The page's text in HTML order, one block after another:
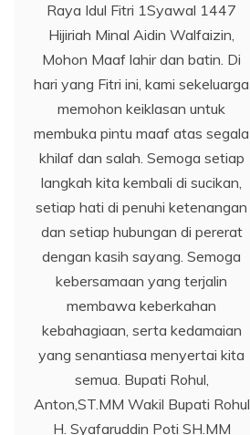
Raya Idul Fitri 1Syawal 1447
Hijiriah Minal Aidin Walfaizin,
Mohon Maaf lahir dan batin. Di
hari yang Fitri ini, kami sekeluarga
memohon keiklasan untuk
membuka pintu maaf atas segala
khilaf dan salah. Semoga setiap
langkah kita kembali di sucikan,
setiap hati di penuhi ketenangan
dan setiap hubungan di pererat
dengan kasih sayang. Semoga
kebersamaan yang terjalin
membawa keberkahan
kebahagiaan, serta kedamaian
yang senantiasa menyertai kita
semua. Bupati Rohul,
Anton,ST.MM Wakil Bupati Rohul
H. Syafaruddin Poti SH.MM